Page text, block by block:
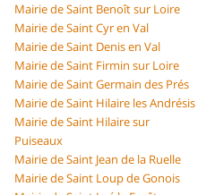
Mairie de Saint Benoît sur Loire
Mairie de Saint Cyr en Val
Mairie de Saint Denis en Val
Mairie de Saint Firmin sur Loire
Mairie de Saint Germain des Prés
Mairie de Saint Hilaire les Andrésis
Mairie de Saint Hilaire sur
Puiseaux
Mairie de Saint Jean de la Ruelle
Mairie de Saint Loup de Gonois